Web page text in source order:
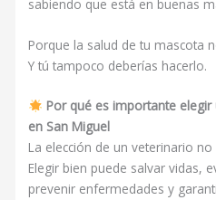
sabiendo que está en buenas
Porque la salud de tu mascota
Y tú tampoco deberías hacerlo.
Por qué es importante
en San Miguel
La elección de un veterinario
Elegir bien puede salvar vidas,
prevenir enfermedades y